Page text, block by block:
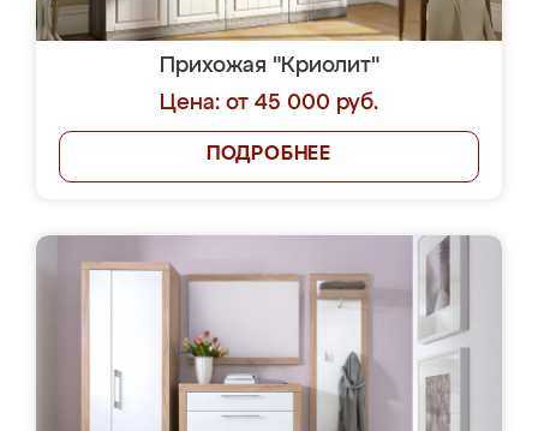
Прихожая "Криолит"
Цена: от 45 000 руб.
ПОДРОБНЕЕ